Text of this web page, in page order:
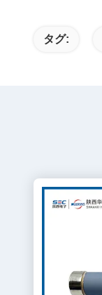
タグ: